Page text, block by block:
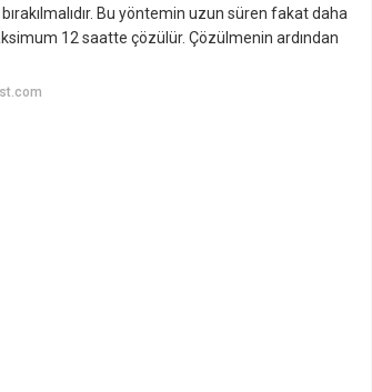
Bu yöntemin uzun süren fakat daha
12 saatte çözülür. Çözülmenin ardından